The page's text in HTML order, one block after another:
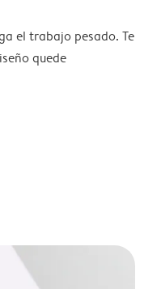
el trabajo pesado. Te
quede